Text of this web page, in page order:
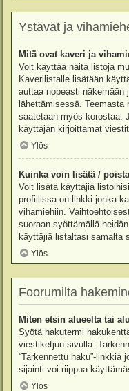
Ystävät ja
Mitä ovat kaveri ja
Voit käyttää näitä listoja
Kaverilistalle lisätään
auttaa nopeasti
lähettämisessä.
saatetaan myös korostaa.
käyttäjän kirjoittamat
Ylös
Kuinka voin lisätä /
Voit lisätä käyttäjiä
profiilissa on linkki jonka
vihamiehiin.
suoraan syöttämällä
käyttäjiä listaltasi samalta
Ylös
Foorumilta
Miten etsin alueelta tai
Syötä hakutermi
viestiketjun sivulla.
“Tarkennettu haku”-
sijainti voi riippua
Ylös